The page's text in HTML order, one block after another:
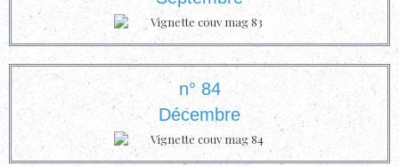
n° 84
Décembre